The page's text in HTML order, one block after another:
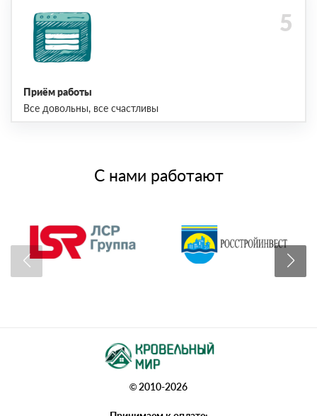
Приём работы
Все довольны, все счастливы
С нами работают
© 2010-2026